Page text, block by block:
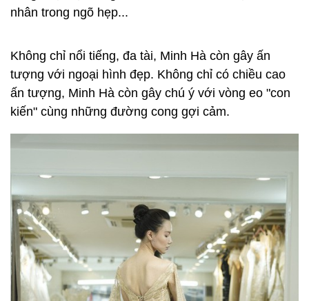
nhân trong ngõ hẹp...
Không chỉ nổi tiếng, đa tài, Minh Hà còn gây ấn
tượng với ngoại hình đẹp. Không chỉ có chiều cao
ấn tượng, Minh Hà còn gây chú ý với vòng eo "con
kiến" cùng những đường cong gợi cảm.